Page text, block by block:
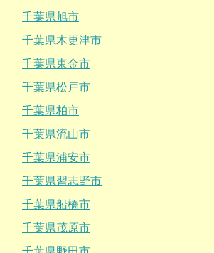
千葉県旭市
千葉県木更津市
千葉県東金市
千葉県松戸市
千葉県柏市
千葉県流山市
千葉県浦安市
千葉県習志野市
千葉県船橋市
千葉県茂原市